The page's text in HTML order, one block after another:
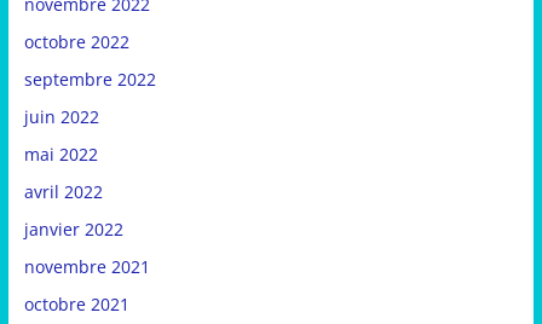
octobre 2022
septembre 2022
juin 2022
mai 2022
avril 2022
janvier 2022
novembre 2021
octobre 2021